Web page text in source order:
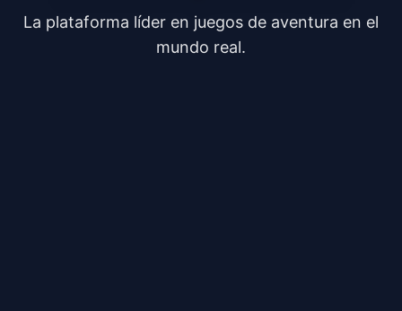
La plataforma líder en juegos de aventura en el
mundo real.